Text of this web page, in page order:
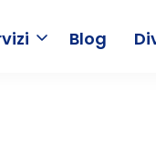
Blog